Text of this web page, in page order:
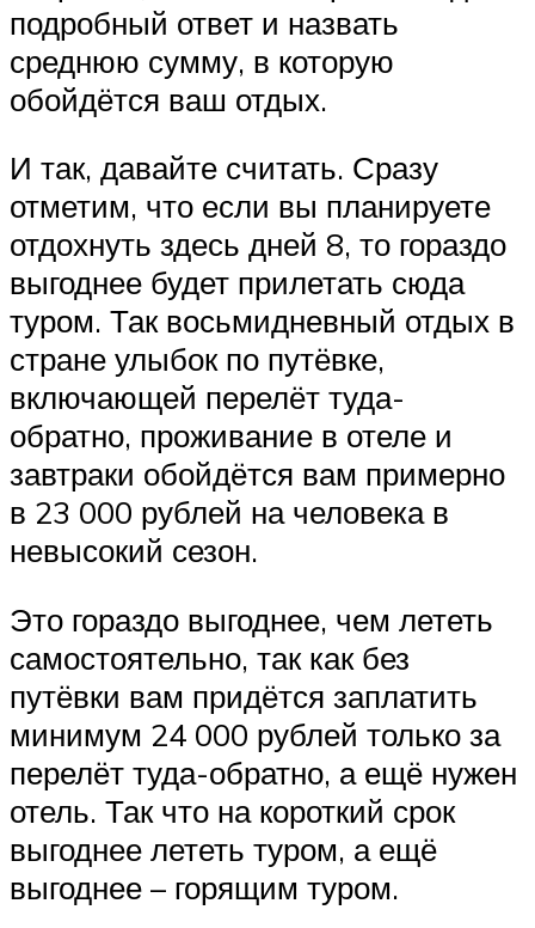
подробный ответ и назвать
среднюю сумму, в которую
обойдётся ваш отдых.
И так, давайте считать. Сразу
отметим, что если вы планируете
отдохнуть здесь дней 8, то гораздо
выгоднее будет прилетать сюда
туром. Так восьмидневный отдых в
стране улыбок по путёвке,
включающей перелёт туда-
обратно, проживание в отеле и
завтраки обойдётся вам примерно
в 23 000 рублей на человека в
невысокий сезон.
Это гораздо выгоднее, чем лететь
самостоятельно, так как без
путёвки вам придётся заплатить
минимум 24 000 рублей только за
перелёт туда-обратно, а ещё нужен
отель. Так что на короткий срок
выгоднее лететь туром, а ещё
выгоднее – горящим туром.